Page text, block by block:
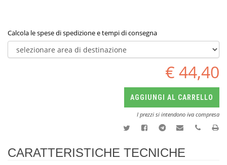
Calcola le spese di spedizione e tempi di consegna
€ 44,40
AGGIUNGI AL CARRELLO
I prezzi si intendono iva compresa
CARATTERISTICHE TECNICHE